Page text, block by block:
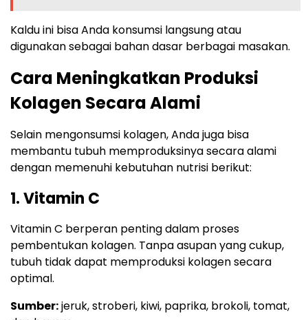
Kaldu ini bisa Anda konsumsi langsung atau
digunakan sebagai bahan dasar berbagai masakan.
Cara Meningkatkan Produksi
Kolagen Secara Alami
Selain mengonsumsi kolagen, Anda juga bisa
membantu tubuh memproduksinya secara alami
dengan memenuhi kebutuhan nutrisi berikut:
1. Vitamin C
Vitamin C berperan penting dalam proses
pembentukan kolagen. Tanpa asupan yang cukup,
tubuh tidak dapat memproduksi kolagen secara
optimal.
Sumber:jeruk, stroberi, kiwi, paprika, brokoli, tomat,